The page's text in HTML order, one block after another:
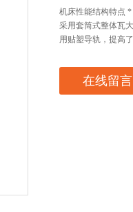
机床性能结构特点
采用套筒式整体瓦
用贴塑导轨，提高
在线留言